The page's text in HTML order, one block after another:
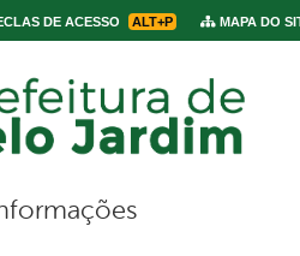
DE ACESSO ALT+P MAPA DO
de navegação